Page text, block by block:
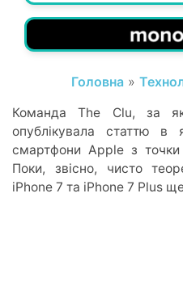
Головна »
Команда The Clu, за
опублікувала статтю в
смартфони Apple з точки
Поки, звісно, чисто
iPhone 7 та iPhone 7 Plus